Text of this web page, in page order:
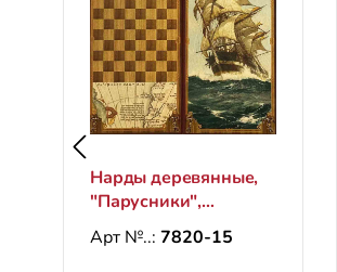
Нарды деревянные,
"Парусники",
600х600 мм
Арт №..: 7820-15